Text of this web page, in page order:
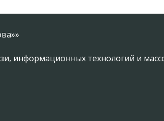
информационных технологий и